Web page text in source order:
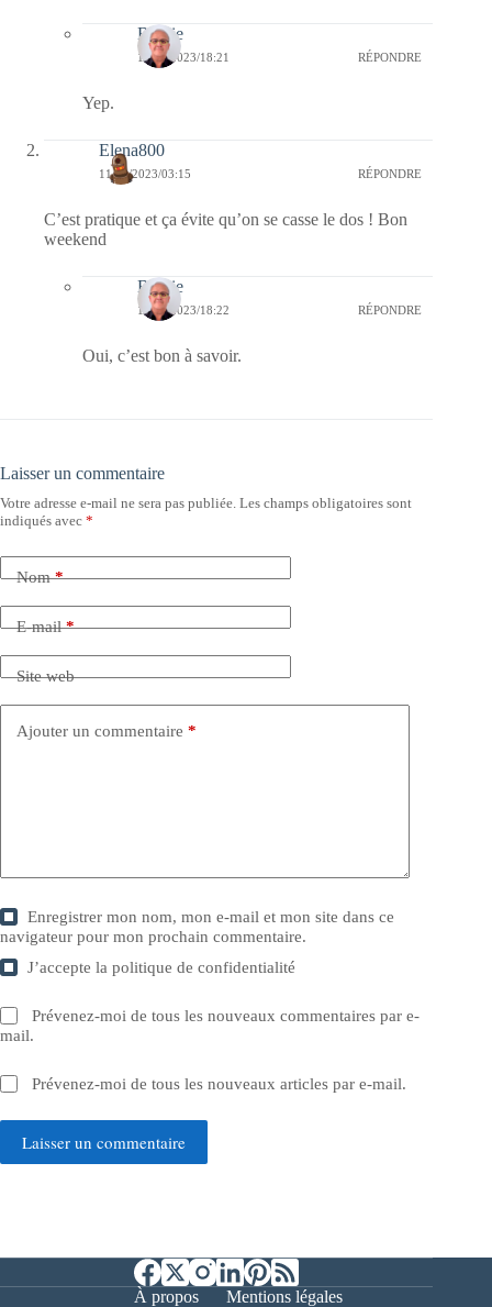
Bernie
12/08/2023/18:21 RÉPONDRE
Yep.
Elena800
11/08/2023/03:15 RÉPONDRE
C’est pratique et ça évite qu’on se casse le dos ! Bon
weekend
Bernie
12/08/2023/18:22 RÉPONDRE
Oui, c’est bon à savoir.
Laisser un commentaire
Votre adresse e-mail ne sera pas publiée. Les champs obligatoires sont
indiqués avec *
Nom*
E-mail*
Site web
Ajouter un commentaire *
Enregistrer mon nom, mon e-mail et mon site dans ce
navigateur pour mon prochain commentaire.
J’accepte lapolitique de confidentialité
Prévenez-moi de tous les nouveaux commentaires par e-
mail.
Prévenez-moi de tous les nouveaux articles par e-mail.
Laisser un commentaire
À propos Mentions légales